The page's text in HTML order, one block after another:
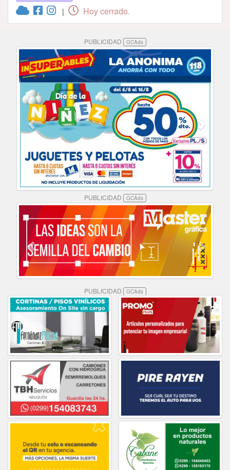
| Hoy cerrado.
PUBLICIDAD GCAds
PUBLICIDAD GCAds
PUBLICIDAD GCAds